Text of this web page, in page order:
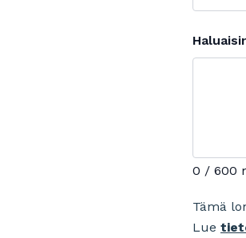
0 / 600
Tämä
Lue